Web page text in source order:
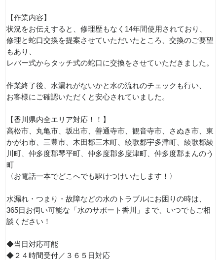
【作業内容】
状況をお伝えすると、修理歴もなく14年間使用されており、
修理と蛇口交換を提案させていただいたところ、交換のご要望
もあり、
レバー式からタッチ式の蛇口に交換をさせていただきました。
作業終了後、水漏れがないかと水の流れのチェックも行い、
お客様にご確認いただくと安心されていました。
【香川県内全エリア対応！！】
高松市、丸亀市、坂出市、善通寺市、観音寺市、さぬき市、東
かがわ市、三豊市、木田郡三木町、綾歌郡宇多津町、綾歌郡綾
川町、仲多度郡琴平町、仲多度郡多度津町、仲多度郡まんのう
町
〈お電話一本でどこへでも駆けつけいたします！〉
水漏れ・つまり・故障などの水のトラブルにお困りの時は、
365日お伺い可能な「水のサポート香川」まで、いつでもご相
談ください！
◆当日対応可能
◆２４時間受付／３６５日対応